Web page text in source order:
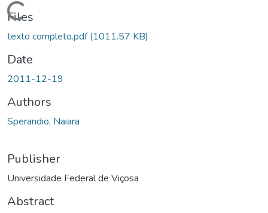
Files
texto completo.pdf(1011.57 KB)
Date
2011-12-19
Authors
Sperandio, Naiara
Publisher
Universidade Federal de Viçosa
Abstract